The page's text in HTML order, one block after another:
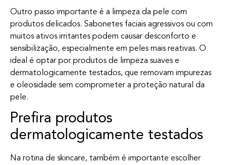
Outro passo importante é a limpeza da pele com
produtos delicados. Sabonetes faciais agressivos ou com
muitos ativos irritantes podem causar desconforto e
sensibilização, especialmente em peles mais reativas. O
ideal é optar por produtos de limpeza suaves e
dermatologicamente testados, que removam impurezas
e oleosidade sem comprometer a proteção natural da
pele.
Prefira produtos
dermatologicamente testados
Na rotina de skincare, também é importante escolher